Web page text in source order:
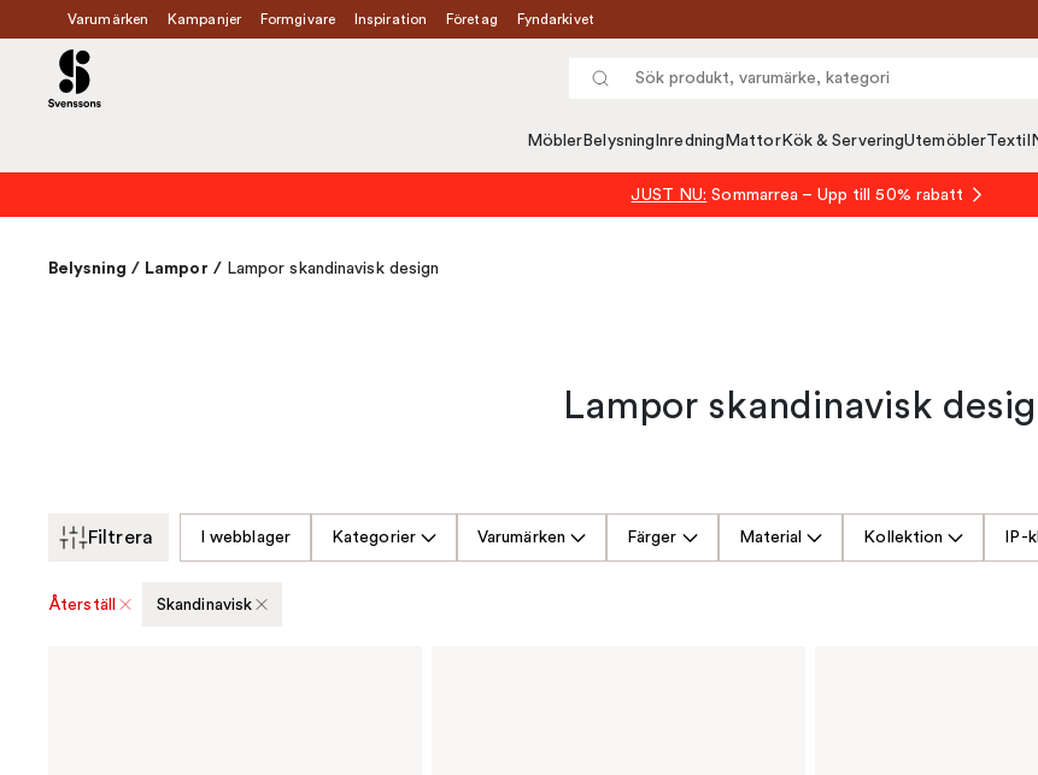
Varumärken Kampanjer Formgivare Inspiration Företag Fyndarkivet
Möbler Belysning Inredning MattorKök & ServeringUtemöblerTextil
JUST NU: Sommarrea – Upp till 50% rabatt
Belysning / Lampor / Lampor skandinavisk design
Lampor skandinavisk
Filtrera I webblager Kategorier Varumärken Färger Material Kollektion IP-
Återställ Skandinavisk